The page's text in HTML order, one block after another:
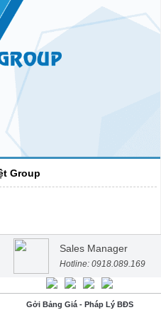
Group
Sales Manager
Hotline: 0918.089.169
Gởi Bảng Giá - Pháp Lý BĐS